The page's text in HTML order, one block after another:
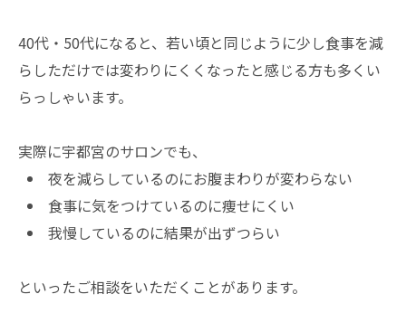
40代・50代になると、若い頃と同じように少し食事を減
らしただけでは変わりにくくなったと感じる方も多くい
らっしゃいます。
実際に宇都宮のサロンでも、
夜を減らしているのにお腹まわりが変わらない
食事に気をつけているのに痩せにくい
我慢しているのに結果が出ずつらい
といったご相談をいただくことがあります。